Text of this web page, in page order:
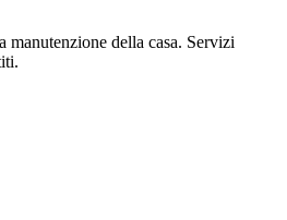
della casa. Servizi